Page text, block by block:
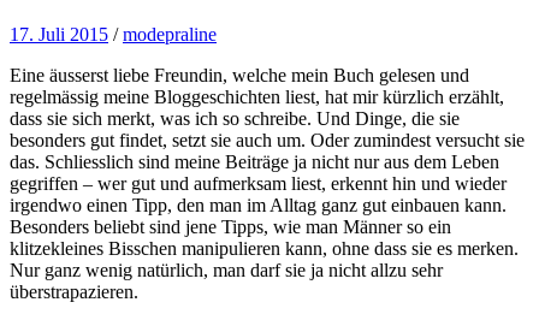
17. Juli 2015 /modepraline
Eine äusserst liebe Freundin, welche mein Buch gelesen und
regelmässig meine Bloggeschichten liest, hat mir kürzlich erzählt,
dass sie sich merkt, was ich so schreibe. Und Dinge, die sie
besonders gut findet, setzt sie auch um. Oder zumindest versucht sie
das. Schliesslich sind meine Beiträge ja nicht nur aus dem Leben
gegriffen – wer gut und aufmerksam liest, erkennt hin und wieder
irgendwo einen Tipp, den man im Alltag ganz gut einbauen kann.
Besonders beliebt sind jene Tipps, wie man Männer so ein
klitzekleines Bisschen manipulieren kann, ohne dass sie es merken.
Nur ganz wenig natürlich, man darf sie ja nicht allzu sehr
überstrapazieren.